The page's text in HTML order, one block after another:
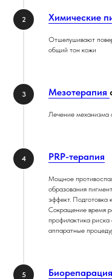
Химические
Отшелушивают
общий тон кожи
Мезотерапия
Лечение механизма
PRP-терапия
Мощное
образования
эффект. Подготовка
Сокращение время
профилактика
аппаратные
Биорепарация